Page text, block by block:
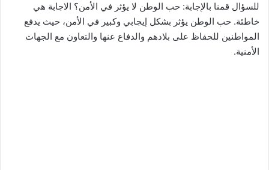
للسؤال قمنا بالإجابة: حب الوطن لا يؤثر في الأمن؟ الاجابة هي
خاطئة. حب الوطن يؤثر بشكل إيجابي وكبير في الأمن، حيث يدفع
المواطنين للحفاظ على بلادهم والدفاع عنها والتعاون مع الجهات
الأمنية.